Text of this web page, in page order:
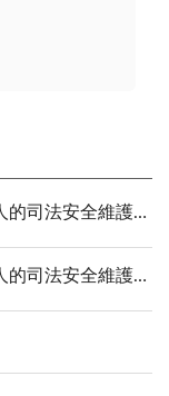
制與政策」PDF下載.pdf
護機制與政策」.json